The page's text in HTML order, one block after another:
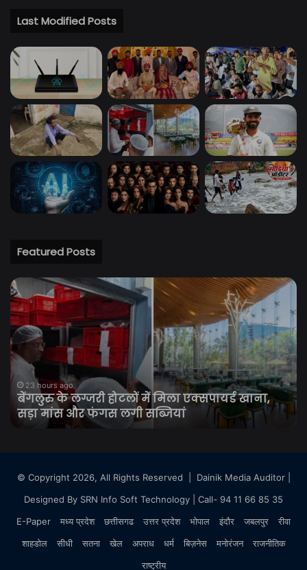
Last Modified Posts
Featured Posts
बेंगलुरु
के
लग्जरी
होटलों
में
मिला
एक्सपायर्ड
खाना,
सड़ा
मांस
23 hours ago
बेंगलुरु के लग्जरी होटलों में मिला एक्सपायर्ड खाना,
सड़ा मांस और फंगस लगी सब्जियां
नया
से
Fi
© Copyright 2026, All Rights Reserved | Dainik Media Auditor|
Designed By SRN Info Soft Technology | Call- 94 11 66 85 35
E-Paper
मध्य प्रदेश छत्तीसगढ उत्तर प्रदेश भोपाल इंदौर जबलपुर
रीवा
शाहडोल
सीधी सतना खेल अपराध धर्म बिज़नेस मनोरंजन
राजनीतिक
राष्ट्रीय